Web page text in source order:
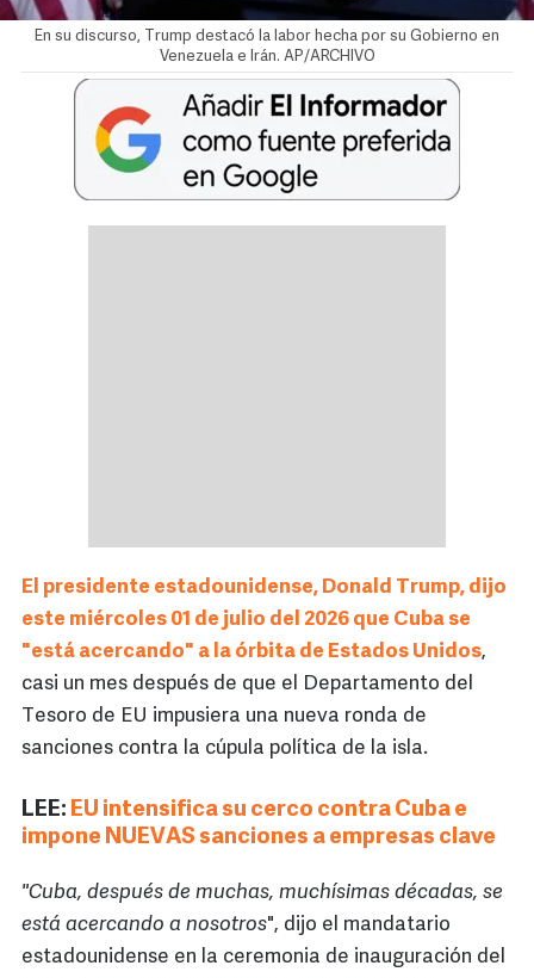
En su discurso, Trump destacó la labor hecha por su Gobierno en
Venezuela e Irán. AP/ARCHIVO
El presidente estadounidense, Donald Trump, dijo
este miércoles 01 de julio del 2026 que Cuba se
"está acercando" a la órbita de Estados Unidos,
casi un mes después de que el Departamento del
Tesoro de EU impusiera una nueva ronda de
sanciones contra la cúpula política de la isla.
LEE: EU intensifica su cerco contra Cuba e
impone NUEVAS sanciones a empresas clave
"Cuba, después de muchas, muchísimas décadas, se
está acercando a nosotros", dijo el mandatario
estadounidense en la ceremonia de inauguración del